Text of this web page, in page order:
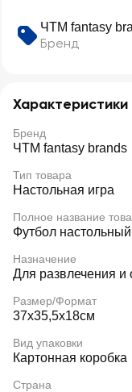
ЧТМ fantasy
Бренд
Характеристики
Бренд
ЧТМ fantasy brands
Тип товара
Настольная игра
Полное название
Футбол
Назначение
Для развлечения и
Размер/Формат
37х35,5х18см
Вид упаковки
Картонная коробка
Страна